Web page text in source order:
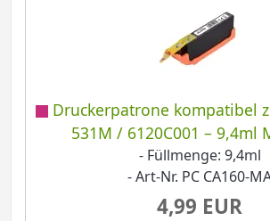
Druckerpatrone kompatibel
531M / 6120C001 – 9,4ml
- Füllmenge: 9,4ml
- Art-Nr. PC CA160-
4,99 EUR